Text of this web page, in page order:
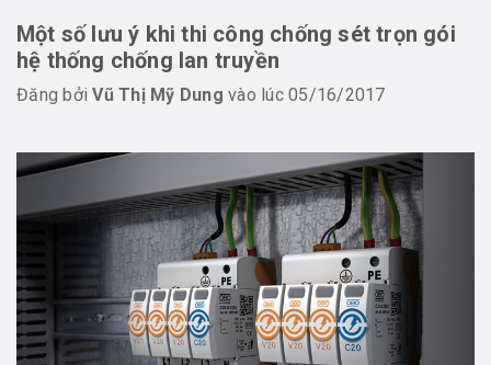
Một số lưu ý khi thi công chống sét trọn gói
hệ thống chống lan truyền
Đăng bởiVũ Thị Mỹ Dung vào lúc 05/16/2017